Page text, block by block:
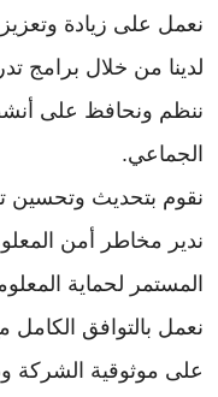
نعمل على زيادة
لدينا من خلال برامج
ننظم ونحافظ على
الجماعي.
نقوم بتحديث وتحسين
ندير مخاطر أمن
المستمر لحماية
نعمل بالتوافق
على موثوقية الشركة